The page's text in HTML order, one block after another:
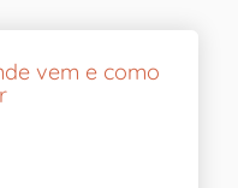
vem e como